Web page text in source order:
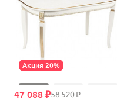
Акция 20%
58 520 ₽
47 088 ₽